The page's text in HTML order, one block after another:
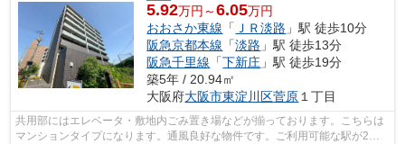
5.92万円～6.05万円
おおさか東線 「 ＪＲ淡路 」駅 徒歩10分
阪急京都本線 「淡路 」駅 徒歩13分
阪急千里線 「下新庄 」駅 徒歩19分
築5年 / 20.94㎡
大阪府大阪市東淀川区菅原１丁目
共用部にはエレベータ・敷地内ごみ置き場などが揃っております。こちらは
マンションタイプになります。通風良好な物件です。ご利用可能な駅が2つ